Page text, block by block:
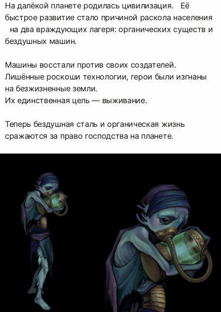
На далёкой планете родилась цивилизация. Её
быстрое развитие стало причиной раскола населения
на два враждующих лагеря: органических существ и
бездушных машин.
Машины восстали против своих создателей.
Лишённые роскоши технологии, герои были изгнаны
на безжизненные земли.
Их единственная цель — выживание.
Теперь бездушная сталь и органическая жизнь
сражаются за право господства на планете.